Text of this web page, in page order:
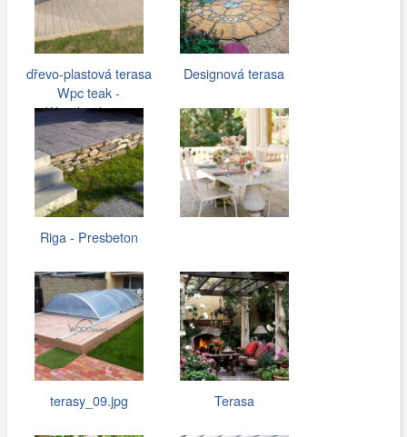
dřevo-plastová terasa
Wpc teak -
Woodparket.cz
Designová terasa
Riga - Presbeton
terasy_09.jpg Terasa